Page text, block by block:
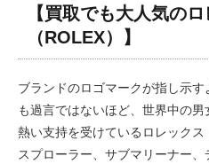
【買取でも大人気の
（ROLEX）】
ブランドのロゴマークが指し示
も過言ではないほど、世界中の
熱い支持を受けているロレック
スプローラー、サブマリーナー